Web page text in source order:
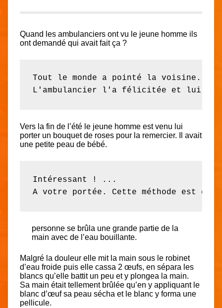
Quand les ambulanciers ont vu le jeune homme ils
ont demandé qui avait fait ça ?
Tout le monde a pointé la voisine.
L'ambulancier l'a félicitée et lui a
Vers la fin de l’été le jeune homme est venu lui
porter un bouquet de roses pour la remercier. Il avait
une petite peau de bébé.
Intéressant ! ...
A votre portée. Cette méthode est
personne se brûla une grande partie de la
main avec de l’eau bouillante.
Malgré la douleur elle mit la main sous le robinet
d’eau froide puis elle cassa 2 œufs, en sépara les
blancs qu’elle battit un peu et y plongea la main.
Sa main était tellement brûlée qu’en y appliquant le
blanc d’œuf sa peau sécha et le blanc y forma une
pellicule.